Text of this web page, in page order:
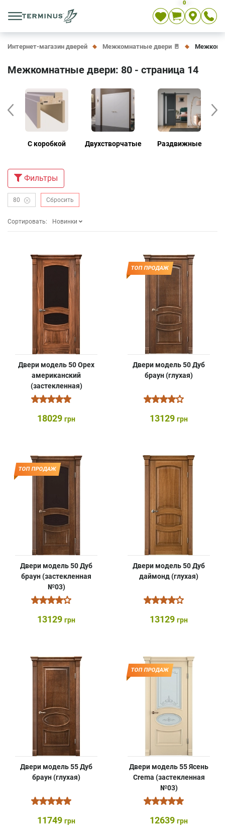
0
Интернет-магазин дверей Межкомнатные двери 🚪
Межкомнатные двери: 80 - страница 14
С коробкой Двухстворчатые Раздвижные
Фильтры
80 Сбросить
Сортировать: Новинки
Двери модель 50 Орех
американский
(застекленная)
18029 грн
ТОП ПРОДАЖ
Двери модель 50 Дуб
браун (глухая)
13129 грн
ТОП ПРОДАЖ
Двери модель 50 Дуб
браун (застекленная
№03)
13129 грн
Двери модель 50 Дуб
даймонд (глухая)
13129 грн
Двери модель 55 Дуб
браун (глухая)
11749 грн
ТОП ПРОДАЖ
Двери модель 55 Ясень
Crema (застекленная
№03)
12639 грн